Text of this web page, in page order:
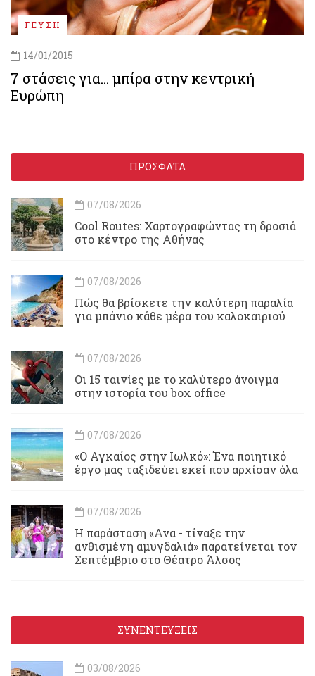
ΓΕΥΣΗ
14/01/2015
7 στάσεις για… μπίρα στην κεντρική
Ευρώπη
ΠΡΟΣΦΑΤΑ
07/08/2026
Cool Routes: Χαρτογραφώντας τη δροσιά
στο κέντρο της Αθήνας
07/08/2026
Πώς θα βρίσκετε την καλύτερη παραλία
για μπάνιο κάθε μέρα του καλοκαιριού
07/08/2026
Οι 15 ταινίες με το καλύτερο άνοιγμα
στην ιστορία του box office
07/08/2026
«Ο Αγκαίος στην Ιωλκό»: Ένα ποιητικό
έργο μας ταξιδεύει εκεί που αρχίσαν όλα
07/08/2026
Η παράσταση «Ανα - τίναξε την
ανθισμένη αμυγδαλιά» παρατείνεται τον
Σεπτέμβριο στο Θέατρο Άλσος
ΣΥΝΕΝΤΕΥΞΕΙΣ
03/08/2026